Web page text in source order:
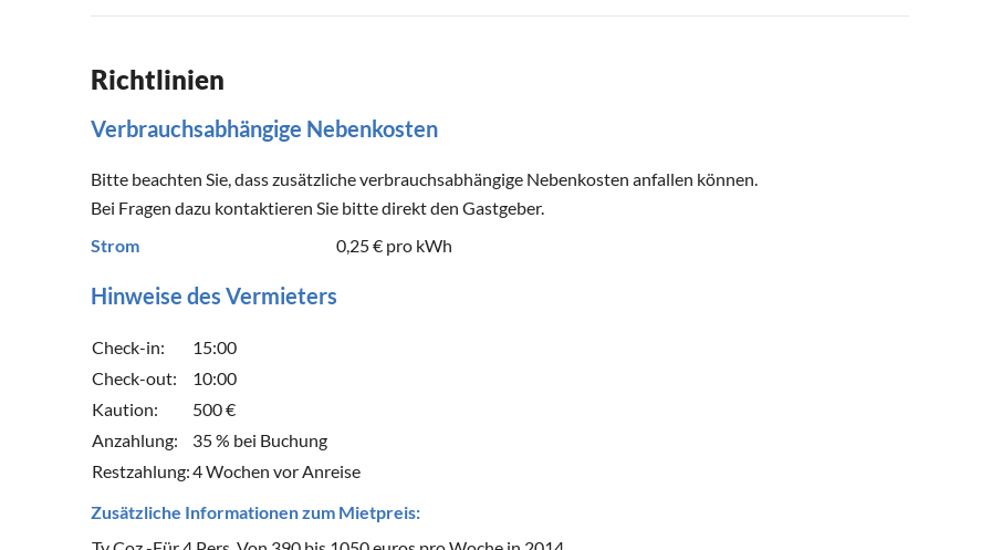
Richtlinien
Verbrauchsabhängige Nebenkosten
Bitte beachten Sie, dass zusätzliche verbrauchsabhängige Nebenkosten anfallen können.
Bei Fragen dazu kontaktieren Sie bitte direkt den Gastgeber.
Strom
0,25 € pro kWh
Hinweise des Vermieters
Check-in:
15:00
Check-out:
10:00
Kaution:
500 €
Anzahlung:
35 % bei Buchung
Restzahlung:4 Wochen vor Anreise
Zusätzliche Informationen zum Mietpreis: